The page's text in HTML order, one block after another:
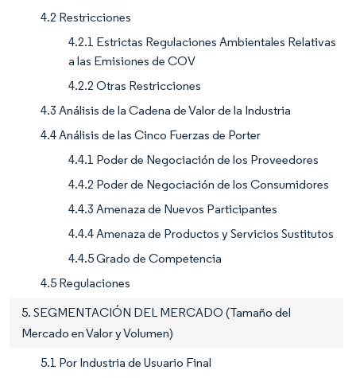
4.2 Restricciones
4.2.1 Estrictas Regulaciones Ambientales Relativas
a las Emisiones de COV
4.2.2 Otras Restricciones
4.3 Análisis de la Cadena de Valor de la Industria
4.4 Análisis de las Cinco Fuerzas de Porter
4.4.1 Poder de Negociación de los Proveedores
4.4.2 Poder de Negociación de los Consumidores
4.4.3 Amenaza de Nuevos Participantes
4.4.4 Amenaza de Productos y Servicios Sustitutos
4.4.5 Grado de Competencia
4.5 Regulaciones
5. SEGMENTACIÓN DEL MERCADO (Tamaño del
Mercado en Valor y Volumen)
5.1 Por Industria de Usuario Final